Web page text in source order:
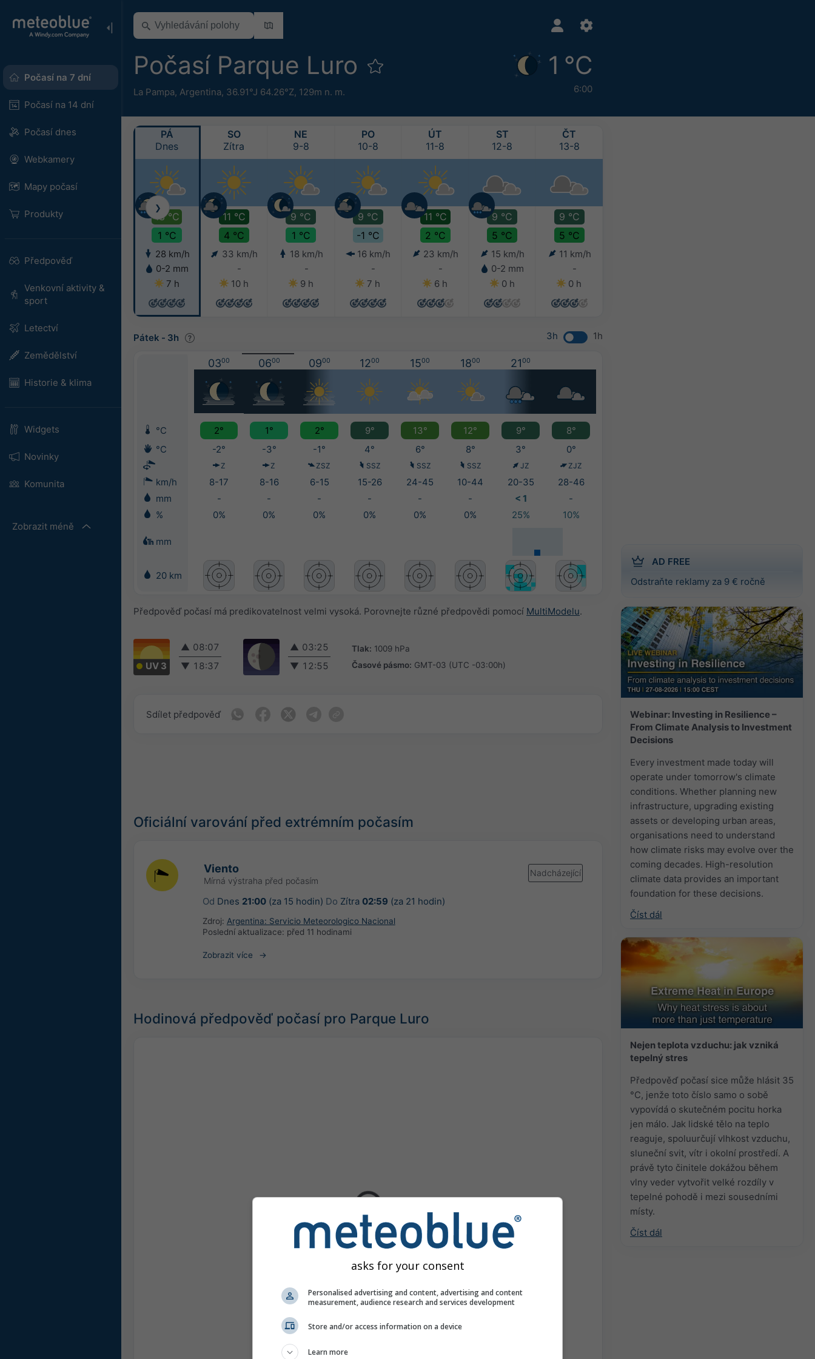
Počasí na 7 dní
Počasí na 14 dní
Počasí dnes
Webkamery
Mapy počasí
Produkty
Předpověď
Venkovní aktivity &
sport
Letectví
Zemědělství
Historie & klima
Widgets
Novinky
Komunita
Zobrazit méně
Počasí Parque Luro
La Pampa, Argentina, 36.91°J 64.26°Z, 129m n. m.
1 °C
6:00
AD FREE
Odstraňte reklamy za 9 € ročně
Webinar: Investing in Resilience –
From Climate Analysis to Investment
Decisions
Every investment made today will
operate under tomorrow's climate
conditions. Whether planning new
infrastructure, upgrading existing
assets or developing urban areas,
organisations need to understand
how climate risks may evolve over the
coming decades. High-resolution
climate data provides an important
foundation for these decisions.
Číst dál
Nejen teplota vzduchu: jak vzniká
tepelný stres
Předpověď počasí sice může hlásit 35
°C, jenže toto číslo samo o sobě
vypovídá o skutečném pocitu horka
jen málo. Jak lidské tělo na teplo
reaguje, spoluurčují vlhkost vzduchu,
sluneční svit, vítr i okolní prostředí. A
právě tyto činitele dokážou během
vlny veder vytvořit velké rozdíly v
tepelné pohodě i mezi sousedními
místy.
Číst dál
PÁ
Dnes
13 °C
1 °C
28 km/h
0-2 mm
7 h
SO
Zítra
11 °C
4 °C
33 km/h
-
10 h
NE
9-8
9 °C
1 °C
18 km/h
-
9 h
PO
10-8
9 °C
-1 °C
16 km/h
-
7 h
ÚT
11-8
11 °C
2 °C
23 km/h
-
6 h
ST
12-8
9 °C
5 °C
15 km/h
0-2 mm
0 h
ČT
13-8
9 °C
5 °C
11 km/h
-
0 h
❯
Pátek - 3h 3h 1h
0300 0600 0900 1200 1500 1800 2100
°C 2° 1° 2° 9° 13° 12° 9°
8°
°C
-2° -3° -1° 4° 6° 8° 3° 0°
Z Z ZSZ SSZ SSZ SSZ JZ ZJZ
km/h 8-17 8-16 6-15 15-26 24-45 10-44 20-35
28-46
mm
- - - - - - < 1
-
%
0% 0% 0% 0% 0% 0% 25% 10%
mm
20 km
Předpověď počasí má predikovatelnost velmi vysoká. Porovnejte různé předpovědi pomocí MultiModelu.
UV 3
▲ 08:07
▼ 18:37
▲ 03:25
▼ 12:55
Tlak: 1009 hPa
Časové pásmo: GMT-03 (UTC -03:00h)
Sdílet předpověď
Oficiální varování před extrémním počasím
Viento
Mírná výstraha před počasím
Nadcházející
Od Dnes 21:00(za 15 hodin) Do Zítra 02:59 (za 21 hodin)
Zdroj: Argentina: Servicio Meteorologico Nacional
Poslední aktualizace: před 11 hodinami
Zobrazit více
Hodinová předpověď počasí pro Parque Luro
asks for your consent
Personalised advertising and content, advertising and content
measurement, audience research and services development
Store and/or access information on a device
Learn more